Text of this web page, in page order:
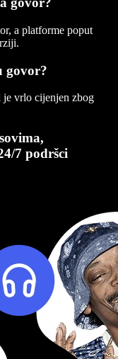
a platforme poput
govor?
je vrlo cijenjen zbog
7 podršci